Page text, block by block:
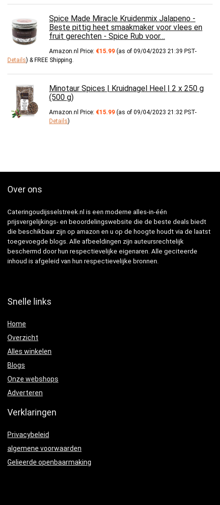
Spice Made Miracle Kruidenmix Jalapeno -
Beste pittig heet smaakmaker voor vlees en
fruit gerechten - Spice Rub voor…
Amazon.nl Price: €15.99 (as of 09/04/2023 21:39 PST-
Details) & FREE Shipping
Minotaur Spices | Kruidnagel Heel | 2 x 250 g
(500 g)
Amazon.nl Price: €15.99 (as of 09/04/2023 21:32 PST-
Details)
Over ons
Cateringoudijsselstreek.nl is een moderne alles-in-één
prijsvergelijkings- en beoordelingswebsite die de beste deals biedt
die beschikbaar zijn op amazon en u op de hoogte houdt via de laatst
toegevoegde blogs. Alle afbeeldingen zijn auteursrechtelijk
beschermd door hun respectievelijke eigenaren. Alle geciteerde
inhoud is afgeleid van hun respectievelijke bronnen.
Snelle links
Home
Overzicht
Alles winkelen
Blogs
Onze webshops
Adverteren
Verklaringen
Privacybeleid
algemene voorwaarden
Gelieerde openbaarmaking